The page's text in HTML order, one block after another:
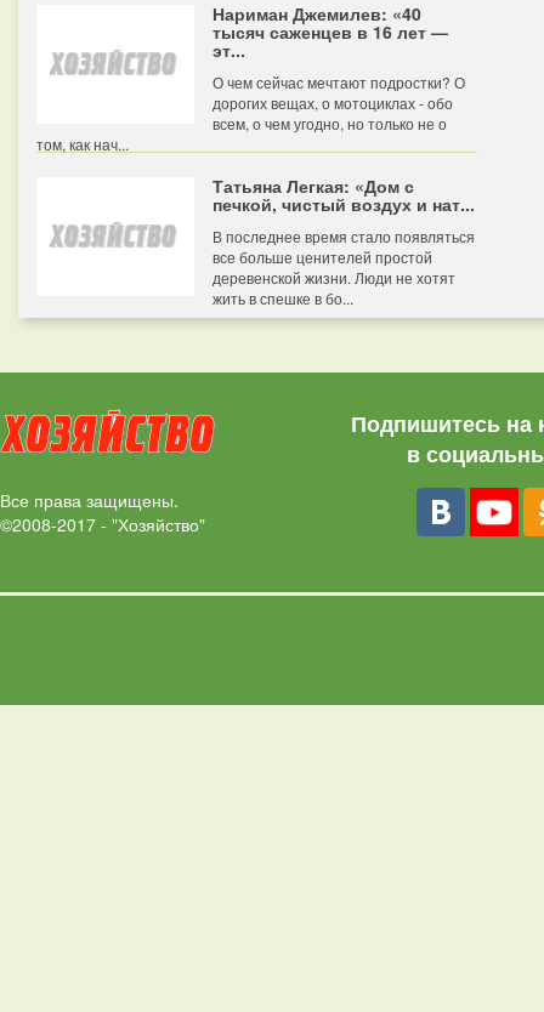
Нариман Джемилев: «40
тысяч саженцев в 16 лет —
эт...
О чем сейчас мечтают подростки? О
дорогих вещах, о мотоциклах - обо
всем, о чем угодно, но только не о
том, как нач...
Татьяна Легкая: «Дом с
печкой, чистый воздух и нат...
В последнее время стало появляться
все больше ценителей простой
деревенской жизни. Люди не хотят
жить в спешке в бо...
Все права защищены.
©2008-2017 - "Хозяйство"
Подпишитесь на
в